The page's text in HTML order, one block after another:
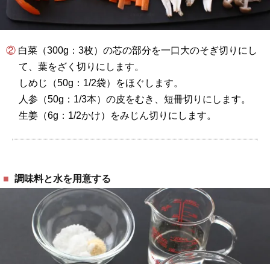
② 白菜（300g：3枚）の芯の部分を一口大のそぎ切りにし
て、葉をざく切りにします。
しめじ（50g：1/2袋）をほぐします。
人参（50g：1/3本）の皮をむき、短冊切りにします。
生姜（6g：1/2かけ）をみじん切りにします。
調味料と水を用意する